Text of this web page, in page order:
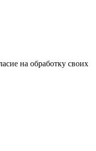
на обработку своих